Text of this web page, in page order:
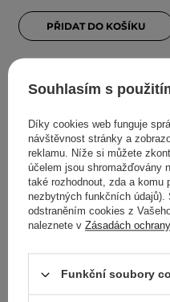
PŘIDAT DO KOŠÍKU
Overnight Spa Mask -
Souhlasím s
Díky cookies web funguje
návštěvnost stránky a
reklamu. Níže si můžete
účelem jsou shromažďovány
také rozhodnout, zda a komu
nezbytných funkčních
odstraněním cookies z
naleznete v Zásadách
Funkční soubory